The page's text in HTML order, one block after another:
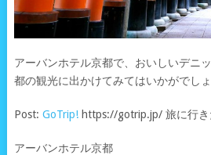
アーバンホテル京都で、おいしいデニ
都の観光に出かけてみてはいかがでし
Post: GoTrip!https://gotrip.jp/ 旅に行き
アーバンホテル京都